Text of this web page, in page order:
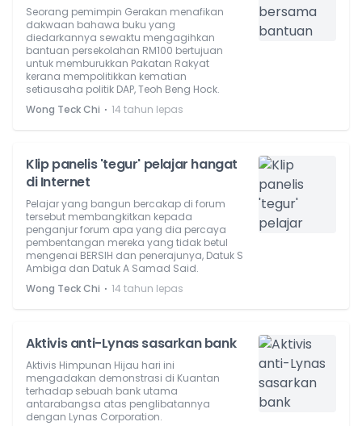
Seorang pemimpin Gerakan menafikan
dakwaan bahawa buku yang
diedarkannya sewaktu mengagihkan
bantuan persekolahan RM100 bertujuan
untuk memburukkan Pakatan Rakyat
kerana mempolitikkan kematian
setiausaha politik DAP, Teoh Beng Hock.
Wong Teck Chi ⋅ 14 tahun lepas
Klip panelis 'tegur' pelajar hangat
di Internet
Pelajar yang bangun bercakap di forum
tersebut membangkitkan kepada
penganjur forum apa yang dia percaya
pembentangan mereka yang tidak betul
mengenai BERSIH dan penerajunya, Datuk S
Ambiga dan Datuk A Samad Said.
Wong Teck Chi ⋅ 14 tahun lepas
Aktivis anti-Lynas sasarkan bank
Aktivis Himpunan Hijau hari ini
mengadakan demonstrasi di Kuantan
terhadap sebuah bank utama
antarabangsa atas penglibatannya
dengan Lynas Corporation.